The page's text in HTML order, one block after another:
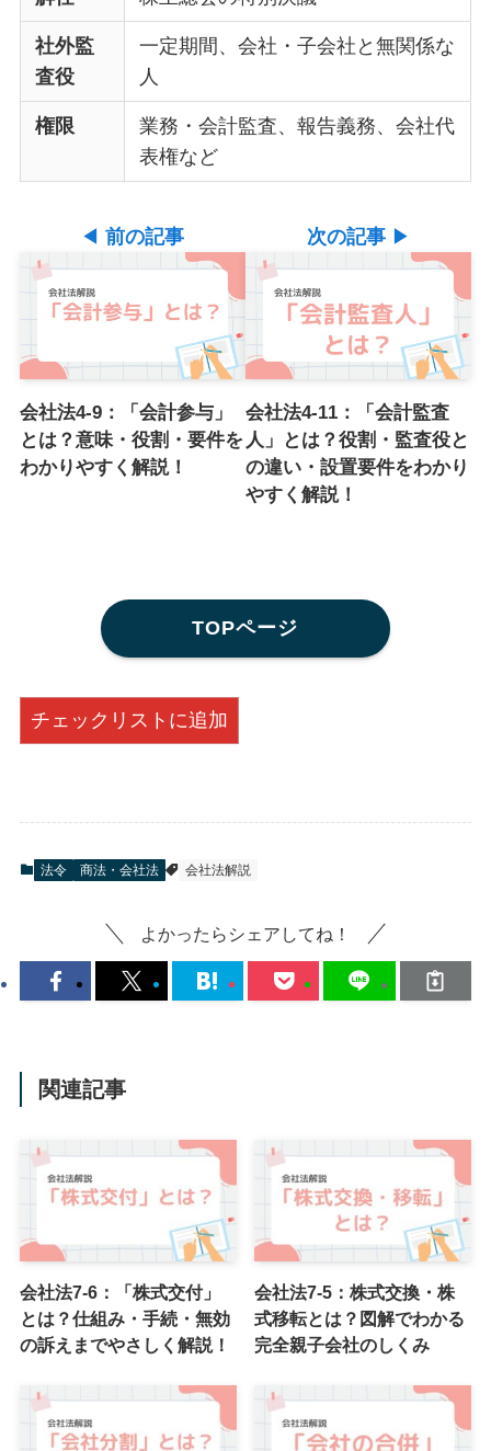
社外監
査役
一定期間、会社・子会社と無関係な
人
権限
業務・会計監査、報告義務、会社代
表権など
◀前の記事
会社法4-9：「会計参与」
とは？意味・役割・要件を
わかりやすく解説！
次の記事▶
会社法4-11：「会計監査
人」とは？役割・監査役と
の違い・設置要件をわかり
やすく解説！
TOPページ
チェックリストに追加
法令 商法・会社法 会社法解説
よかったらシェアしてね！
関連記事
会社法7-6：「株式交付」
とは？仕組み・手続・無効
の訴えまでやさしく解説！
会社法7-5：株式交換・株
式移転とは？図解でわかる
完全親子会社のしくみ